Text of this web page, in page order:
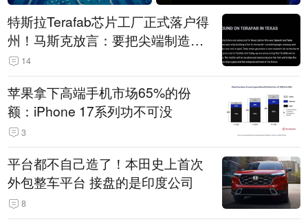
特斯拉Terafab芯片工厂正式落户得
州！马斯克放言：要把尖端制造带
回美国
14
苹果拿下高端手机市场65%的份
额：iPhone 17系列功不可没
3
平台都不自己造了！本田史上首次
外包整车平台 接盘的是印度公司
8